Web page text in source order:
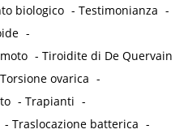
biologico -Testimonianza -
-
-Tiroidite di De Quervain
Torsione ovarica -
-Trapianti -
-Traslocazione batterica -